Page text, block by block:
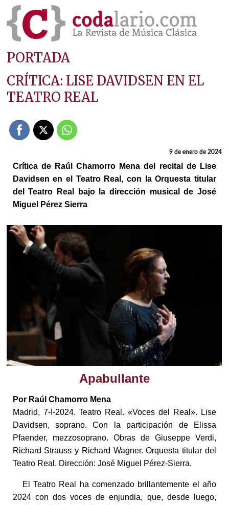
PORTADA
CRÍTICA: LISE DAVIDSEN EN EL
TEATRO REAL
9 de enero de 2024
Crítica de Raúl Chamorro Mena del recital de Lise
Davidsen en el Teatro Real, con la Orquesta titular
del Teatro Real bajo la dirección musical de José
Miguel Pérez Sierra
Apabullante
Por Raúl Chamorro Mena
Madrid, 7-I-2024. Teatro Real. «Voces del Real». Lise
Davidsen, soprano. Con la participación de Elissa
Pfaender, mezzosoprano. Obras de Giuseppe Verdi,
Richard Strauss y Richard Wagner. Orquesta titular del
Teatro Real. Dirección: José Miguel Pérez-Sierra.
El Teatro Real ha comenzado brillantemente el año
2024 con dos voces de enjundia, que, desde luego,